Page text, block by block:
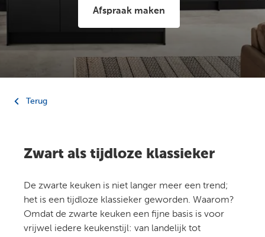
Afspraak maken
Terug
Zwart als tijdloze klassieker
De zwarte keuken is niet langer meer een trend;
het is een tijdloze klassieker geworden. Waarom?
Omdat de zwarte keuken een fijne basis is voor
vrijwel iedere keukenstijl: van landelijk tot